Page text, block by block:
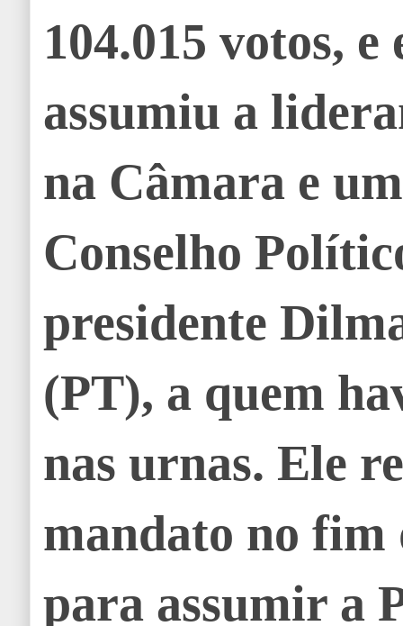
104.015 votos,
assumiu a
na Câmara e
Conselho
presidente
(PT), a quem
nas urnas. Ele
mandato no fim
para assumir a